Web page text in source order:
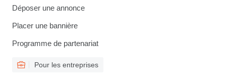
Déposer une annonce
Placer une bannière
Programme de partenariat
Pour les entreprises